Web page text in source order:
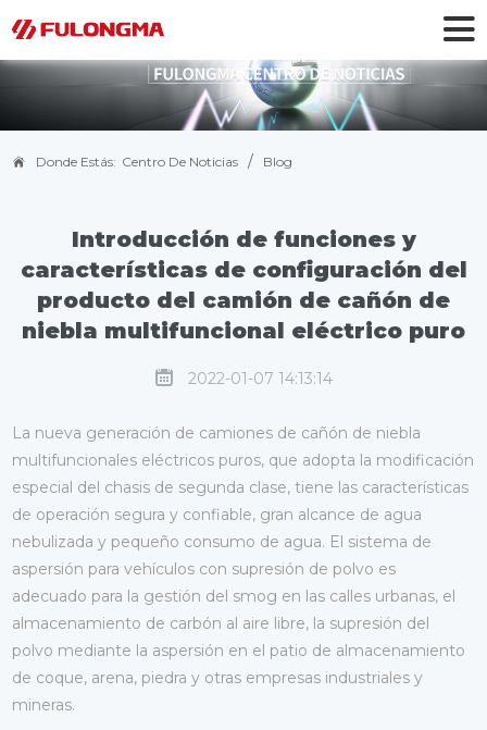
Donde Estás: Centro De Noticias / Blog
Introducción de funciones y
características de configuración del
producto del camión de cañón de
niebla multifuncional eléctrico puro
2022-01-07 14:13:14
La nueva generación de camiones de cañón de niebla
multifuncionales eléctricos puros, que adopta la modificación
especial del chasis de segunda clase, tiene las características
de operación segura y confiable, gran alcance de agua
nebulizada y pequeño consumo de agua. El sistema de
aspersión para vehículos con supresión de polvo es
adecuado para la gestión del smog en las calles urbanas, el
almacenamiento de carbón al aire libre, la supresión del
polvo mediante la aspersión en el patio de almacenamiento
de coque, arena, piedra y otras empresas industriales y
mineras.